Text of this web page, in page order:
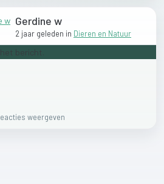
Gerdine w
2 jaar geleden in Dieren en Natuur
s weergeven